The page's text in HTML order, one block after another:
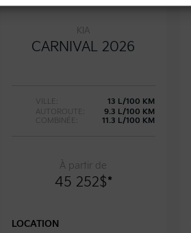
KIA
CARNIVAL 2026
VILLE:
13 L/100 KM
AUTOROUTE:
9.3 L/100 KM
COMBINÉE:
11.3 L/100 KM
À partir de
45 252$*
LOCATION